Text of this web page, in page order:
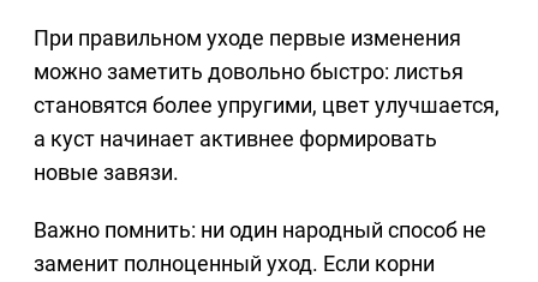
При правильном уходе первые изменения
можно заметить довольно быстро: листья
становятся более упругими, цвет улучшается,
а куст начинает активнее формировать
новые завязи.
Важно помнить: ни один народный способ не
заменит полноценный уход. Если корни